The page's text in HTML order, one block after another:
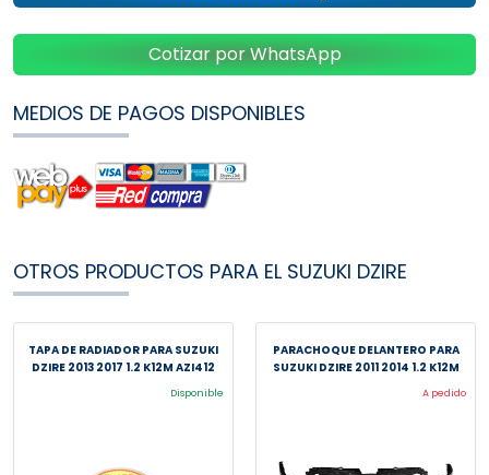
Cotizar por WhatsApp
MEDIOS DE PAGOS DISPONIBLES
OTROS PRODUCTOS PARA EL SUZUKI DZIRE
TAPA DE RADIADOR PARA SUZUKI
DZIRE 2013 2017 1.2 K12M AZI412
Disponible
PARACHOQUE DELANTERO PARA
SUZUKI DZIRE 2011 2014 1.2 K12M
A pedido